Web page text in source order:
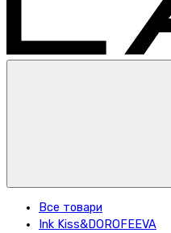
Все товари
Ink Kiss&DOROFEEVA